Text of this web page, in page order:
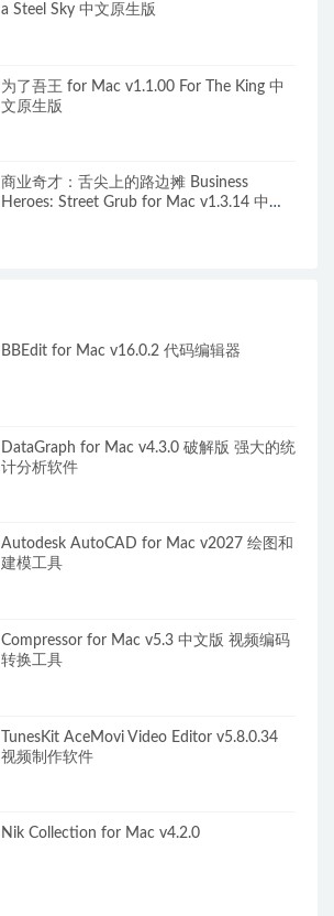
a Steel Sky 中文原生版
为了吾王 for Mac v1.1.00 For The King 中
文原生版
商业奇才：舌尖上的路边摊 Business
Heroes: Street Grub for Mac v1.3.14 中文
BBEdit for Mac v16.0.2 代码编辑器
DataGraph for Mac v4.3.0 破解版 强大的统
计分析软件
Autodesk AutoCAD for Mac v2027 绘图和
建模工具
Compressor for Mac v5.3 中文版 视频编码
转换工具
TunesKit AceMovi Video Editor v5.8.0.34
视频制作软件
Nik Collection for Mac v4.2.0